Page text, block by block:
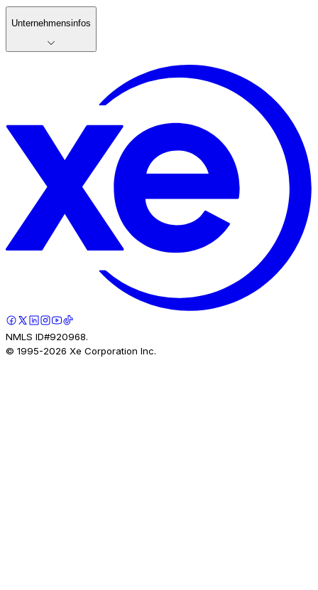
Unternehmensinfos
NMLS ID#920968.
© 1995-2026 Xe Corporation Inc.